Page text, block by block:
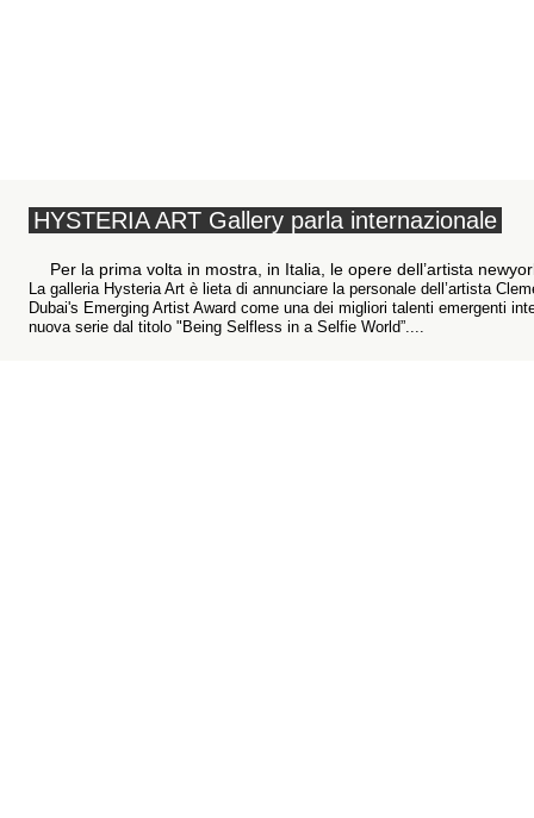
HYSTERIA ART Gallery parla internazionale
Per la prima volta in mostra, in Italia, le opere dell’artista
La galleria Hysteria Art è lieta di annunciare la personale dell’artista
Dubai's Emerging Artist Award come una dei migliori talenti emergenti
nuova serie dal titolo "Being Selfless in a Selfie World”....